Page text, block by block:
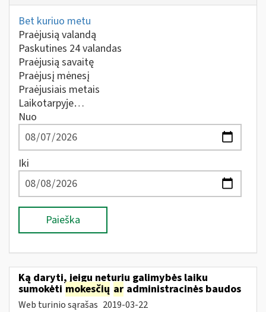
Bet kuriuo metu
Praėjusią valandą
Paskutines 24 valandas
Praėjusią savaitę
Praėjusį mėnesį
Praėjusiais metais
Laikotarpyje…
Nuo
Iki
Paieška
Ką daryti, jeigu neturiu galimybės laiku
sumokėti mokesčių ar administracinės baudos
Web turinio sąrašas 2019-03-22